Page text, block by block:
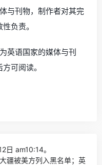
与刊物，制作者对其完
负责。
英语国家的媒体与刊
可阅读。
日 am10:14。
疆被美方列入黑名单；英